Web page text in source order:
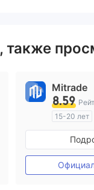
, также
Mitrade
8.59
15-20 лет
Маркет-